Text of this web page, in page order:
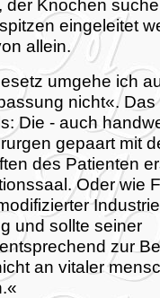
der Knochen
eingeleitet
allein.
umgehe ich
nicht«.
Die - auch
gepaart mit
des Patienten
Oder wie
und sollte seiner
zur
an vitaler